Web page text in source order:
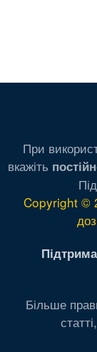
При
вкажіть
Copyright ©
Більше
статті,